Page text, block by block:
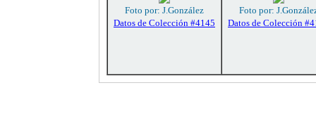
Foto por: J.González
Datos de Colección #4145
Foto por:
Datos de Colección